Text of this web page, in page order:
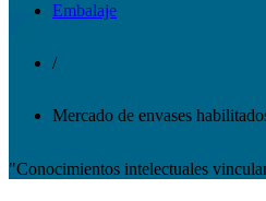
Embalaje
/
Mercado de envases
"Conocimientos intelectuales